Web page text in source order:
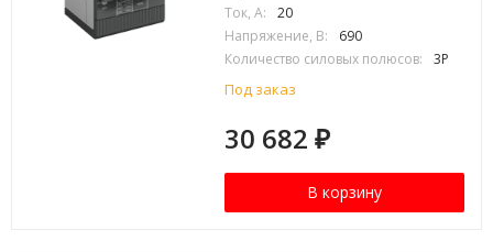
Ток, А:
20
Напряжение, В:
690
Количество силовых полюсов:
3P
Под заказ
30 682₽
В корзину